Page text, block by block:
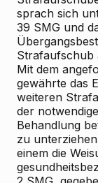
sprach sich
39 SMG und
Strafaufschub
Mit dem
gewährte das
weiteren
der
Behandlung
zu
einem die